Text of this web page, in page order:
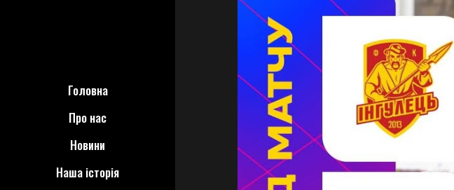
Головна
Про нас
Новини
Наша історія